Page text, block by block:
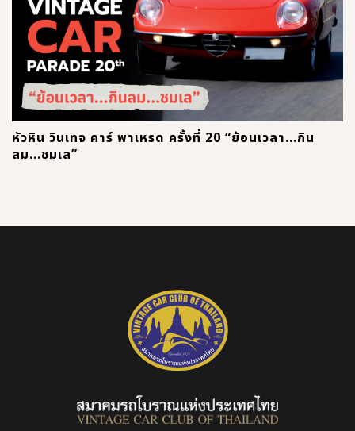
หัวหิน วินเทจ คาร์ พาเหรด ครั้งที่ 20 “ย้อนเวลา...กิน
ลม...ชมเล”